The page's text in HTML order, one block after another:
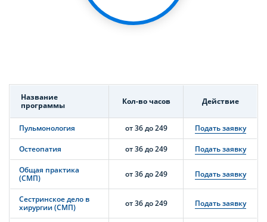
Название
программы
Кол-во часов Действие
Пульмонология от 36 до 249 Подать заявку
Остеопатия от 36 до 249 Подать заявку
Общая практика
(СМП)
от 36 до 249 Подать заявку
Сестринское дело в
хирургии (СМП)
от 36 до 249 Подать заявку